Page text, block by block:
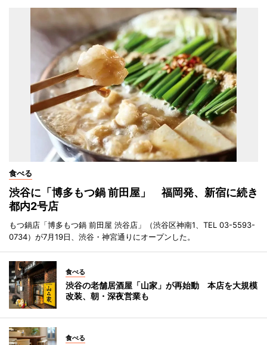
食べる
渋谷に「博多もつ鍋 前田屋」 福岡発、新宿に続き
都内2号店
もつ鍋店「博多もつ鍋 前田屋 渋谷店」（渋谷区神南1、TEL 03-5593-
0734）が7月19日、渋谷・神宮通りにオープンした。
食べる
渋谷の老舗居酒屋「山家」が再始動 本店を大規模
改装、朝・深夜営業も
食べる